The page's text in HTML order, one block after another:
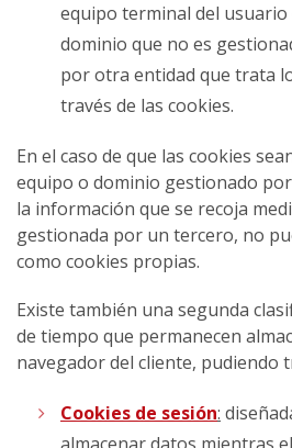
equipo terminal del usuario
dominio que no es
por otra entidad que trata
través de las cookies.
En el caso de que las cookies
equipo o dominio gestionado
la información que se recoja
gestionada por un tercero, no
como cookies propias.
Existe también una segunda
de tiempo que permanecen
navegador del cliente, pudiendo
Cookies de sesión: